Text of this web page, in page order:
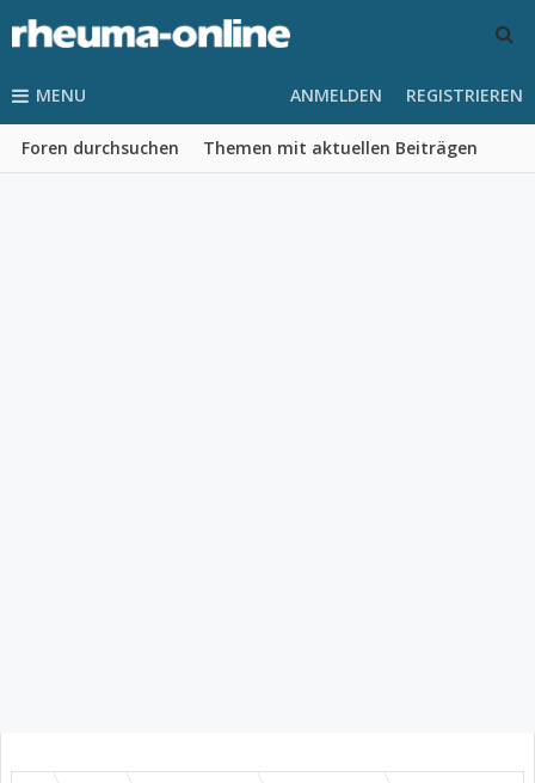
MENU
Foren durchsuchen Themen mit aktuellen Beiträgen
ANMELDEN REGISTRIEREN